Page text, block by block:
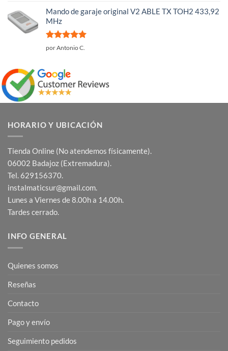
Mando de garaje original V2 ABLE TX TOH2 433,92
MHz
Valorado
por Antonio C.
HORARIO Y UBICACIÓN
Tienda Online (No atendemos físicamente).
06002 Badajoz (Extremadura).
Tel. 629156370.
instalmaticsur@gmail.com.
Lunes a Viernes de 8.00h a 14.00h.
Tardes cerrado.
INFO GENERAL
Quienes somos
Reseñas
Contacto
Pago y envío
Seguimiento pedidos